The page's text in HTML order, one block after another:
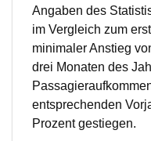
Angaben des
im Vergleich zum
minimaler Anstieg
drei Monaten des
entsprechenden
Prozent gestiegen.